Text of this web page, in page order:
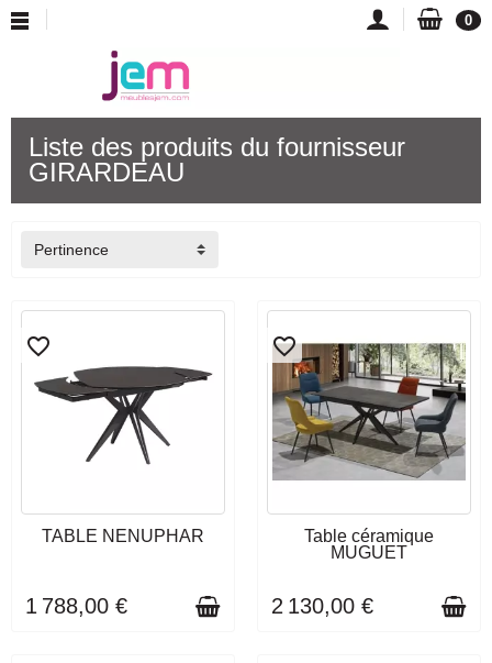
0
Liste des produits du fournisseur
GIRARDEAU
Pertinence
DÉLAI DE LIVRAISON : 3 À 4
favorite_border
TABLE NENUPHAR
1 788,00 €
DÉLAI DE LIVRAISON : 3 À 4
SEMAINES
favorite_border
Table céramique
MUGUET
2 130,00 €